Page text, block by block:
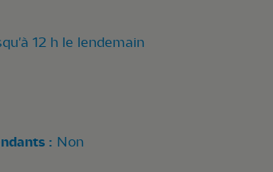
12 h le lendemain
: Non